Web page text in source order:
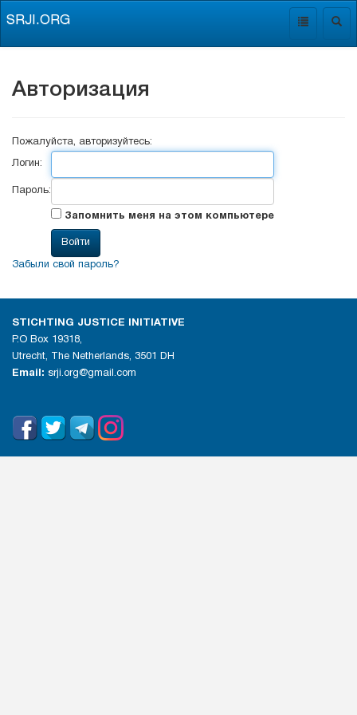
Toggle
SRJI.ORG
Авторизация
Пожалуйста, авторизуйтесь:
Логин:
Пароль:
Запомнить меня на этом компьютере
Забыли свой пароль?
STICHTING JUSTICE INITIATIVE
P.O Box 19318,
Utrecht, The Netherlands, 3501 DH
Email: srji.org@gmail.com